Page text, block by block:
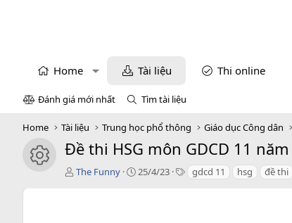
Home Tài liệu Thi online
Đánh giá mới nhất Tìm tài liệu
Home Tài liệu Trung học phổ thông Giáo dục Công dân
icon tài liệu
Đề thi HSG môn GDCD 11
T
The Funny
C
25/4/23
T gdcd 11 hsg đề thi